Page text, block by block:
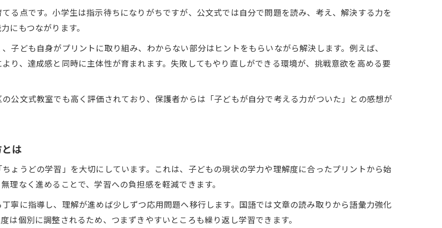
公文式を活用した家庭での学力向上サポート法
親子で取り組む基礎学力育成の工夫と実例
毎日の声かけが小学生のやる気を引き出す秘訣
習慣化が未来を変える小学生の学習法
公文式を通じて学びの習慣が人生を変える理由
る点です。小学生は指示待ちになりがちですが、公文式では自分で問題を読み、考え、解決する力を
にもつながります。
子ども自身がプリントに取り組み、わからない部分はヒントをもらいながら解決します。例えば、
り、達成感と同時に主体性が育まれます。失敗してもやり直しができる環境が、挑戦意欲を高める要
公文式教室でも高く評価されており、保護者からは「子どもが自分で考える力がついた」との感想が
は
ょうどの学習」を大切にしています。これは、子どもの現状の学力や理解度に合ったプリントから始
理なく進めることで、学習への負担感を軽減できます。
寧に指導し、理解が進めば少しずつ応用問題へ移行します。国語では文章の読み取りから語彙力強化
は個別に調整されるため、つまずきやすいところも繰り返し学習できます。